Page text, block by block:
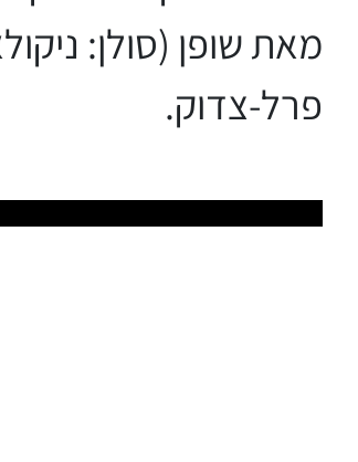
מאת שופן (סולן:
פרל-צדוק.